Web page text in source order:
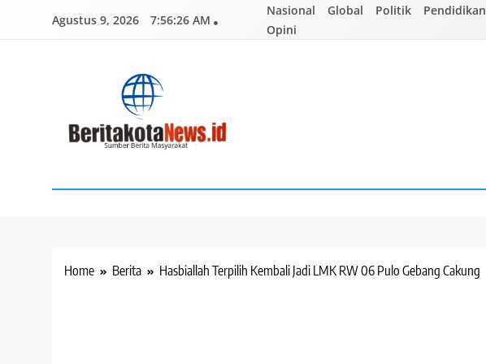
Agustus 9, 2026 7:56:27 AM
Nasional Global Politik Pendidikan
Opini
Home Berita Hasbiallah Terpilih Kembali Jadi LMK RW 06 Pulo Gebang Cakung